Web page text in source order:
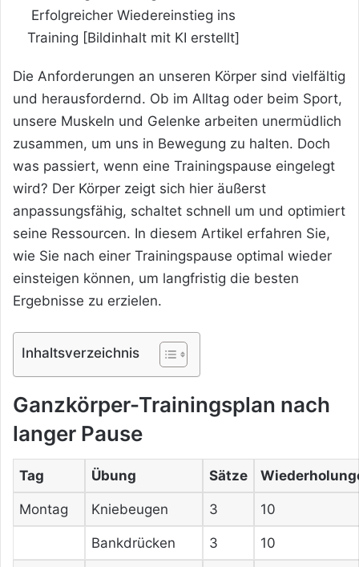
Erfolgreicher Wiedereinstieg ins
Training [Bildinhalt mit KI erstellt]
Die Anforderungen an unseren Körper sind vielfältig
und herausfordernd. Ob im Alltag oder beim Sport,
unsere Muskeln und Gelenke arbeiten unermüdlich
zusammen, um uns in Bewegung zu halten. Doch
was passiert, wenn eine Trainingspause eingelegt
wird? Der Körper zeigt sich hier äußerst
anpassungsfähig, schaltet schnell um und optimiert
seine Ressourcen. In diesem Artikel erfahren Sie,
wie Sie nach einer Trainingspause optimal wieder
einsteigen können, um langfristig die besten
Ergebnisse zu erzielen.
Inhaltsverzeichnis
Ganzkörper-Trainingsplan nach
langer Pause
Tag Übung Sätze
Montag Kniebeugen 3 10
Bankdrücken 3 10